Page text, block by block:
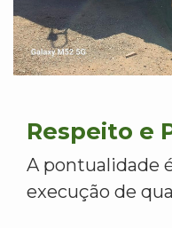
Respeito e
A pontualidade
execução de